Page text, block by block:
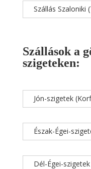
Szállás Szaloniki
Szállások a
szigeteken:
Jón-szigetek
Észak-Égei-
Dél-Égei-